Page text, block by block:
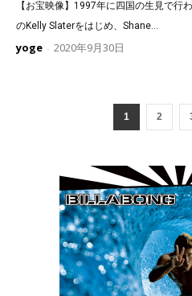
【お宝映像】1997年に四国の生見で行
のKelly Slaterをはじめ、Shane...
yoge - 2020年9月30日
1 2